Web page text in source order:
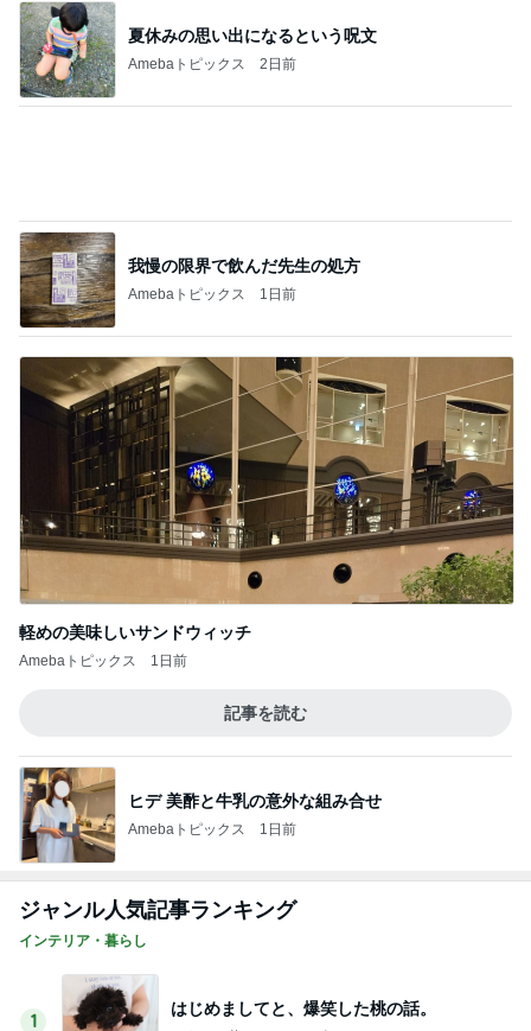
軽めの美味しいサンドウィッチ
Amebaトピックス 1日前
記事を読む
Amebaトピックス 1日前
ジャンル人気記事ランキング
インテリア・暮らし
1
おうちと暮らしのレシピ 〜HOME&LIFE〜
2
スポ少マザー頑張ってます。買ってよかった
神アイテム